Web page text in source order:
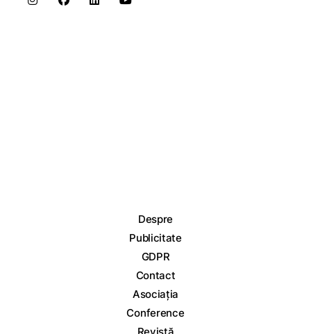
Despre
Publicitate
GDPR
Contact
Asociația
Conference